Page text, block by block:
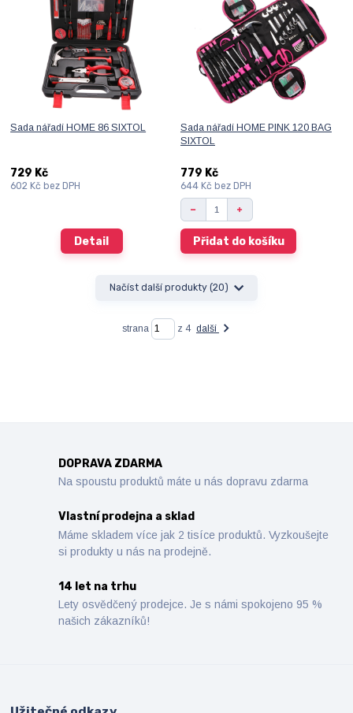
Sada nářadí HOME 86 SIXTOL
729 Kč
602 Kč bez DPH
Detail
Sada nářadí HOME PINK 120 BAG
SIXTOL
779 Kč
644 Kč bez DPH
Přidat do košíku
Načíst další produkty (20)
strana z 4 další
DOPRAVA ZDARMA
Na spoustu produktů máte u nás dopravu zdarma
Vlastní prodejna a sklad
Máme skladem více jak 2 tisíce produktů. Vyzkoušejte
si produkty u nás na prodejně.
14 let na trhu
Lety osvědčený prodejce. Je s námi spokojeno 95 %
našich zákazníků!